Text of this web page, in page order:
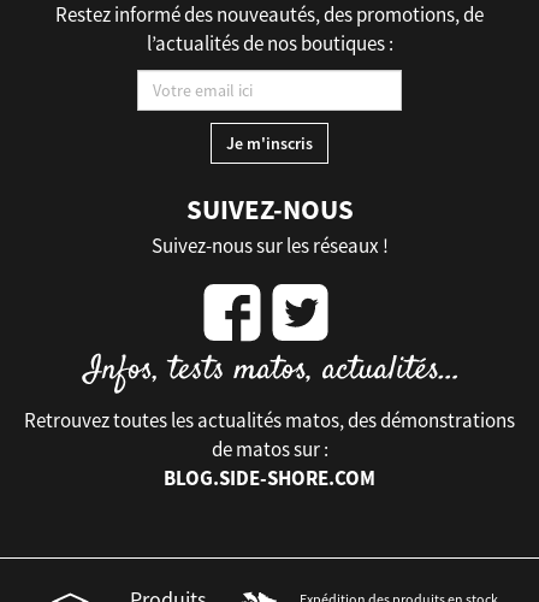
Restez informé des nouveautés, des promotions, de
l’actualités de nos boutiques :
SUIVEZ-NOUS
Suivez-nous sur les réseaux !
Retrouvez toutes les actualités matos, des démonstrations
de matos sur :
BLOG.SIDE-SHORE.COM